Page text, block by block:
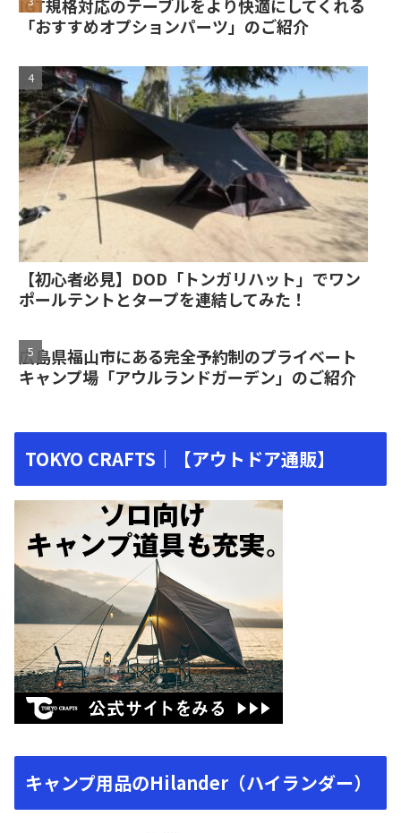
IGT規格対応のテーブルをより快適にしてくれる
「おすすめオプションパーツ」のご紹介
【初心者必見】DOD「トンガリハット」でワン
ポールテントとタープを連結してみた！
広島県福山市にある完全予約制のプライベート
キャンプ場「アウルランドガーデン」のご紹介
TOKYO CRAFTS｜【アウトドア通販】
キャンプ用品のHilander（ハイランダー）